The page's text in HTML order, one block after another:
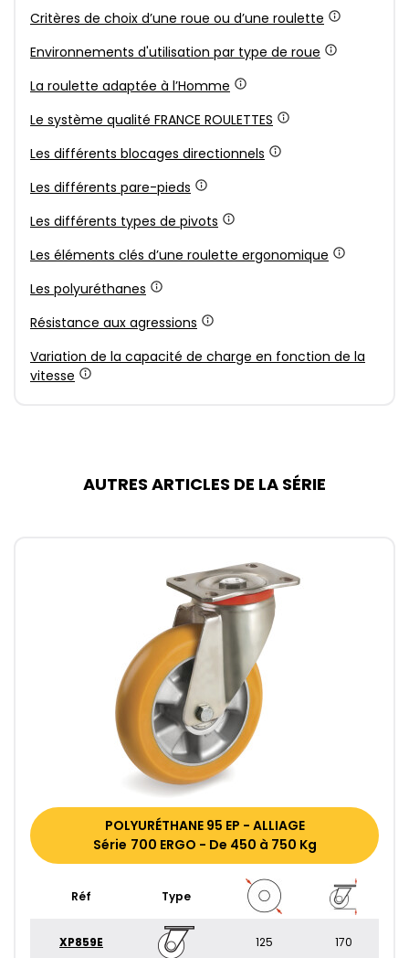
Critères de choix d’une roue ou d’une roulette
Environnements d'utilisation par type de roue
La roulette adaptée à l’Homme
Le système qualité FRANCE ROULETTES
Les différents blocages directionnels
Les différents pare-pieds
Les différents types de pivots
Les éléments clés d’une roulette ergonomique
Les polyuréthanes
Résistance aux agressions
Variation de la capacité de charge en fonction de la
vitesse
AUTRES ARTICLES DE LA SÉRIE
POLYURÉTHANE 95 EP - ALLIAGE
Série 700 ERGO - De 450 à 750 Kg
Réf Type
XP859E 125 170